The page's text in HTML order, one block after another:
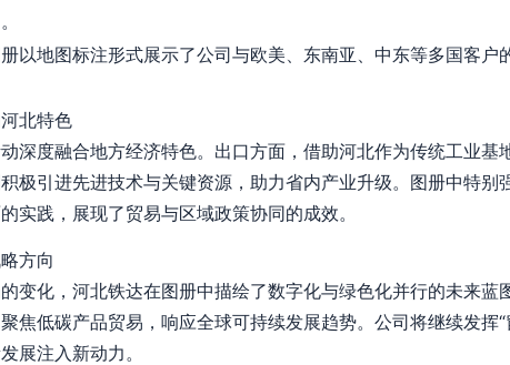
以地图标注形式展示了公司与欧美、东南亚、中东等多国客
北特色
深度融合地方经济特色。出口方面，借助河北作为传统工业
极引进先进技术与关键资源，助力省内产业升级。图册中特
实践，展现了贸易与区域政策协同的成效。
方向
变化，河北铁达在图册中描绘了数字化与绿色化并行的未来
焦低碳产品贸易，响应全球可持续发展趋势。公司将继续发挥
展注入新动力。